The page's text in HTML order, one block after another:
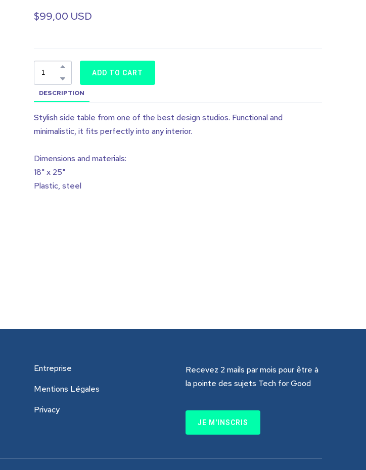
$99,00 USD
ADD TO CART
DESCRIPTION
Stylish side table from one of the best design studios. Functional and
minimalistic, it fits perfectly into any interior.
Dimensions and materials:
18" x 25"
Plastic, steel
Entreprise
Mentions Légales
Privacy
Recevez 2 mails par mois pour être à
la pointe des sujets Tech for Good
JE M'INSCRIS